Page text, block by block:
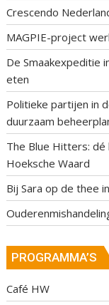
Crescendo
MAGPIE-project
De Smaakexpeditie
eten
Politieke partijen in
duurzaam
The Blue Hitters: dé
Hoeksche Waard
Bij Sara op de thee
PROGRAMMA’S
Café HW